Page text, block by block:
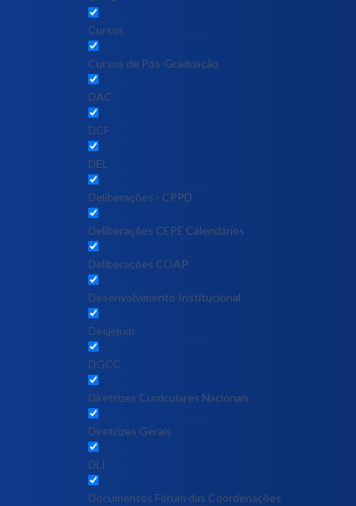
Cursos
Cursos de Pós-Graduação
DAC
DCF
DEL
Deliberações - CPPD
Deliberações CEPE Calendários
Deliberações COAP
Desenvolvimento Institucional
Desjejum
DGCC
Diretrizes Curriculares Nacionais
Diretrizes Gerais
DLI
Documentos Fórum das Coordenações